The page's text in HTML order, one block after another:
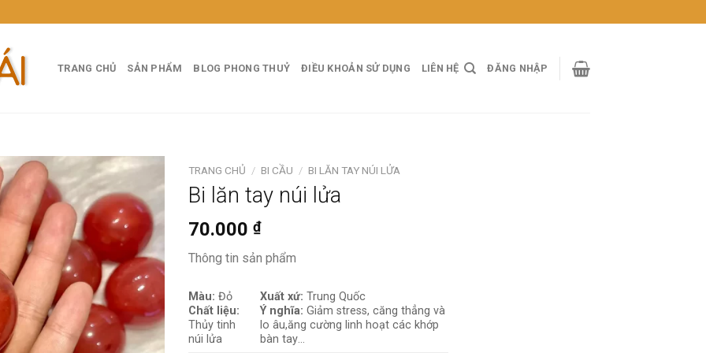
TRANG CHỦ SẢN PHẨM BLOG PHONG THUỶ ĐIỀU KHOẢN SỬ DỤNG LIÊN HỆ ĐĂNG NHẬP
TRANG CHỦ / BI CẦU / BI LĂN TAY NÚI LỬA
Bi lăn tay núi lửa
70.000 ₫
Thông tin sản phẩm
Màu: Đỏ
Chất liệu:
Thủy tinh
núi lửa
Xuất xứ: Trung Quốc
Ý nghĩa: Giảm stress, căng thẳng và
lo âu,ăng cường linh hoạt các khớp
bàn tay…